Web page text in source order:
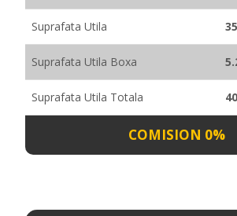
Suprafata Utila
Suprafata Utila Boxa
Suprafata Utila Totala
COMISION 0%